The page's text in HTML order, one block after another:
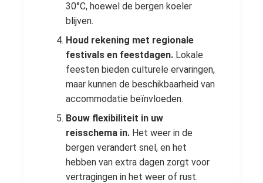
30°C, hoewel de bergen koeler
blijven.
Houd rekening met regionale
festivals en feestdagen. Lokale
feesten bieden culturele ervaringen,
maar kunnen de beschikbaarheid van
accommodatie beïnvloeden.
Bouw flexibiliteit in uw
reisschema in. Het weer in de
bergen verandert snel, en het
hebben van extra dagen zorgt voor
vertragingen in het weer of rust.